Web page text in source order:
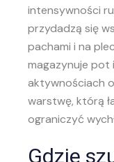
intensywności
przydadzą się
pachami i na
magazynuje pot
aktywnościach
warstwę, którą
ograniczyć
Gdzie